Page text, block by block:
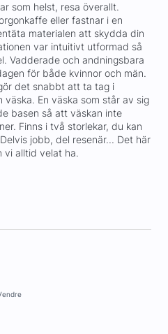
som helst, resa överallt.
eller fastnar i en
materialen att skydda din
var intuitivt utformad så
Vadderade och andningsbara
för både kvinnor och män.
det snabbt att ta tag i
En väska som står av sig
basen så att väskan inte
Finns i två storlekar, du kan
jobb, del resenär... Det här
vi alltid velat ha.